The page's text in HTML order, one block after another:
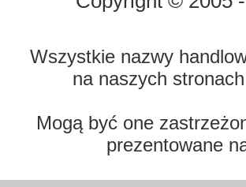
Wszystkie nazwy
na naszych
Mogą być one
prezentowane